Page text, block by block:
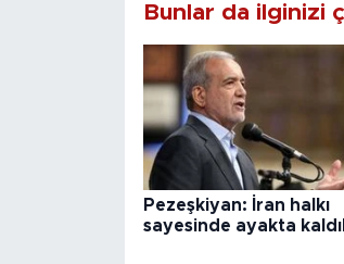
Bunlar da ilginizi
Pezeşkiyan: İran halkı
sayesinde ayakta